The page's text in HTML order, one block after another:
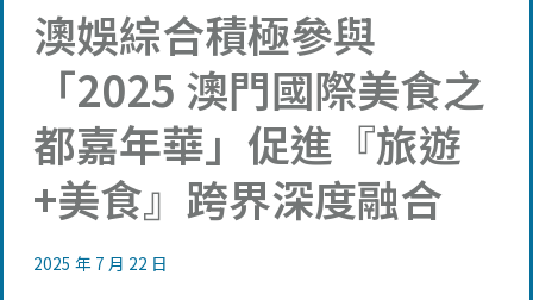
澳娛綜合積極參與
「2025 澳門國際美食之
都嘉年華」促進『旅遊
+美食』跨界深度融合
2025 年 7 月 22 日